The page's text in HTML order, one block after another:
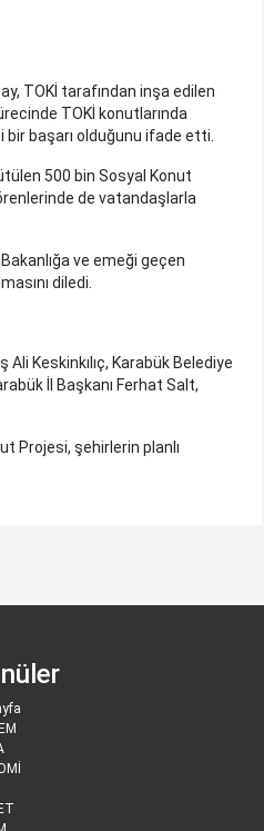
TOKİ tarafından inşa edilen
TOKİ konutlarında
başarı olduğunu ifade etti.
500 bin Sosyal Konut
de vatandaşlarla
ve emeği geçen
diledi.
Keskinkılıç, Karabük Belediye
İl Başkanı Ferhat Salt,
Projesi, şehirlerin planlı